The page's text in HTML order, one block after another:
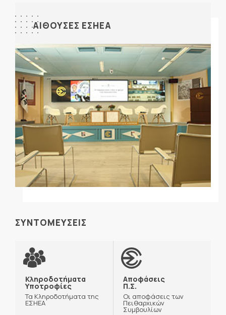
ΑΙΘΟΥΣΕΣ ΕΣΗΕΑ
ΣΥΝΤΟΜΕΥΣΕΙΣ
Κληροδοτήματα
Υποτροφίες
Τα Κληροδοτήματα της
ΕΣΗΕΑ
Αποφάσεις
Π.Σ.
Οι αποφάσεις των
Πειθαρχικών
Συμβουλίων